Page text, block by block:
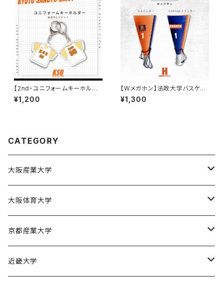
【2nd・ユニフォームキーホルダ
ー】京都産業大学バスケ部
¥1,200
【Wメガホン】法政大学バスケ部/
背番号ステッカー付き！
¥1,300
CATEGORY
大阪産業大学
大阪産業大学バスケットボール部
大阪体育大学
大阪体育大学女子バスケットボール部
京都産業大学
京都産業大学男子バスケットボール部
近畿大学